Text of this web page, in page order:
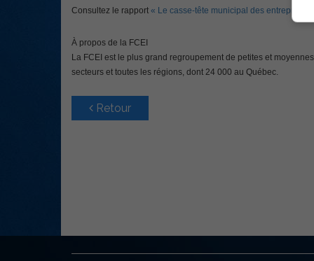
Consultez le rapport « Le casse-tête municipal des
À propos de la FCEI
La FCEI est le plus grand regroupement de petites et
secteurs et toutes les régions, dont 24 000 au Québec.
Retour